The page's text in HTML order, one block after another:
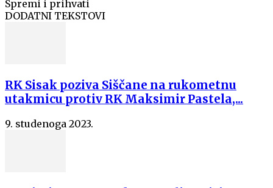
Spremi i prihvati
DODATNI TEKSTOVI
RK Sisak poziva Siščane na rukometnu
utakmicu protiv RK Maksimir Pastela,...
9. studenoga 2023.